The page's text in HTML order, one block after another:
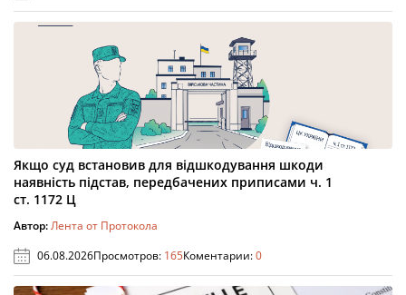
Якщо суд встановив для відшкодування шкоди
наявність підстав, передбачених приписами ч. 1
ст. 1172 Ц
Автор:Лента от Протокола
06.08.2026Просмотров: 165Коментарии:0